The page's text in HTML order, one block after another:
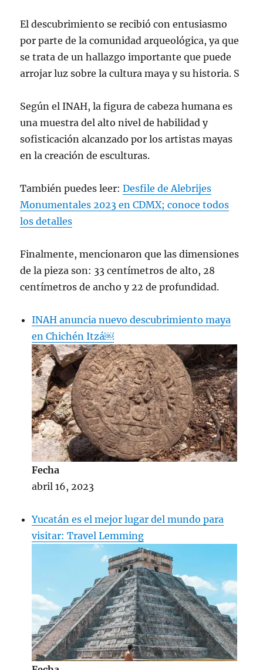
El descubrimiento se recibió con entusiasmo
por parte de la comunidad arqueológica, ya que
se trata de un hallazgo importante que puede
arrojar luz sobre la cultura maya y su historia. S
Según el INAH, la figura de cabeza humana es
una muestra del alto nivel de habilidad y
sofisticación alcanzado por los artistas mayas
en la creación de esculturas.
También puedes leer:Desfile de Alebrijes
Monumentales 2023 en CDMX; conoce todos
los detalles
Finalmente, mencionaron que las dimensiones
de la pieza son: 33 centímetros de alto, 28
centímetros de ancho y 22 de profundidad.
INAH anuncia nuevo descubrimiento maya
en Chichén Itzá￼
Fecha
abril 16, 2023
Yucatán es el mejor lugar del mundo para
visitar: Travel Lemming